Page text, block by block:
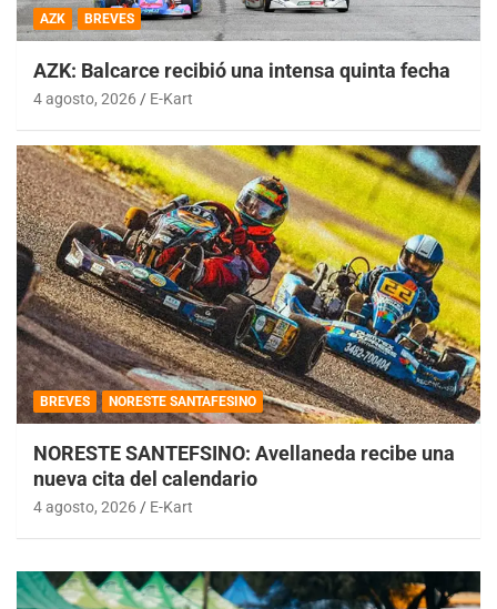
AZK BREVES
AZK: Balcarce recibió una intensa quinta fecha
4 agosto, 2026 E-Kart
BREVES NORESTE SANTAFESINO
NORESTE SANTEFSINO: Avellaneda recibe una
nueva cita del calendario
4 agosto, 2026 E-Kart